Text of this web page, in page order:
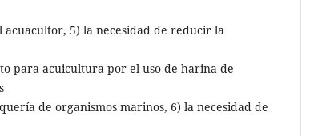
acuacultor, 5) la necesidad de reducir la
para acuicultura por el uso de harina de
de organismos marinos, 6) la necesidad de